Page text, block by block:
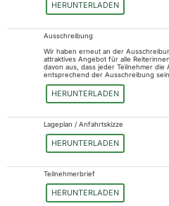
HERUNTERLADEN
Ausschreibung
Wir haben erneut an der
attraktives Angebot für alle
davon aus, dass jeder Teilnehmer
entsprechend der Ausschreibung
HERUNTERLADEN
Lageplan / Anfahrtskizze
HERUNTERLADEN
Teilnehmerbrief
HERUNTERLADEN